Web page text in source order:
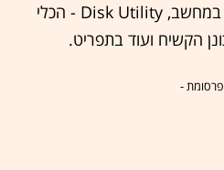
אפל כדי לראות מה הבעיות במחשב, Disk Utility - הכלי
הקשיח ועוד בתפריט.
-